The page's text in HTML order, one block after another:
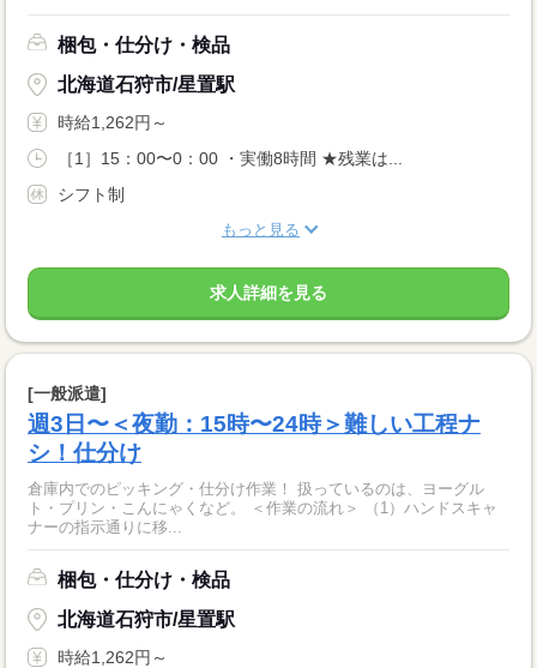
梱包・仕分け・検品
北海道石狩市/星置駅
時給1,262円～
［1］15：00〜0：00 ・実働8時間 ★残業は...
シフト制
もっと見る
求人詳細を見る
[一般派遣]
週3日〜＜夜勤：15時〜24時＞難しい工程ナ
シ！仕分け
倉庫内でのピッキング・仕分け作業！ 扱っているのは、ヨーグル
ト・プリン・こんにゃくなど。 ＜作業の流れ＞ （1）ハンドスキャ
ナーの指示通りに移...
梱包・仕分け・検品
北海道石狩市/星置駅
時給1,262円～